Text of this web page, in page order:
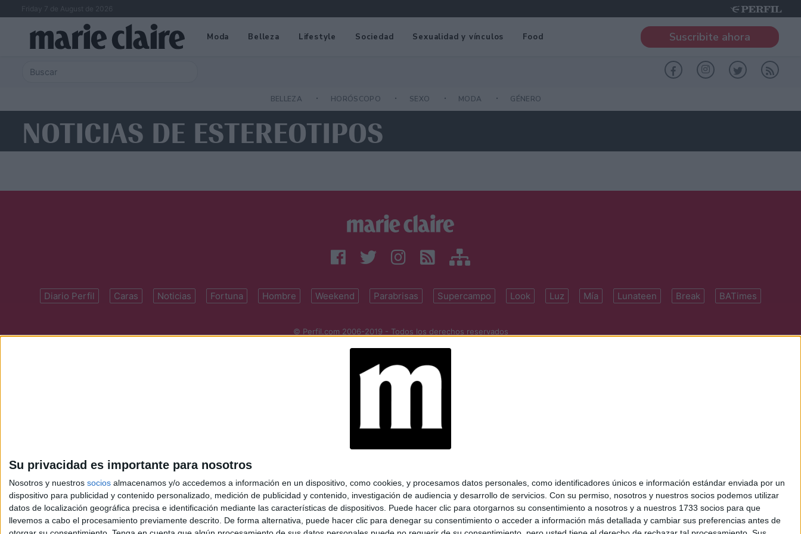
Su privacidad es importante para nosotros
Nosotros y nuestros socios almacenamos y/o accedemos a información en un dispositivo, como cookies, y procesamos datos personales, como identificadores únicos e información estándar enviada por un
dispositivo para publicidad y contenido personalizado, medición de publicidad y contenido, investigación de audiencia y desarrollo de servicios. Con su permiso, nosotros y nuestros socios podemos utilizar
datos de localización geográfica precisa e identificación mediante las características de dispositivos. Puede hacer clic para otorgarnos su consentimiento a nosotros y a nuestros 1733 socios para que
llevemos a cabo el procesamiento previamente descrito. De forma alternativa, puede hacer clic para denegar su consentimiento o acceder a información más detallada y cambiar sus preferencias antes de
Friday 7 de August de 2026
Moda Belleza Lifestyle Sociedad Sexualidad y vínculos Food Suscribite ahora
BELLEZA HORÓSCOPO SEXO MODA GÉNERO
NOTICIAS DE ESTEREOTIPOS
Diario Perfil Caras Noticias Fortuna Hombre Weekend Parabrisas Supercampo Look Luz Mía Lunateen Break BATimes
© Perfil.com 2006-2019 - Todos los derechos reservados
perfilcom@perfil.com| Propietario: Diario Perfil S.A.